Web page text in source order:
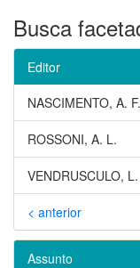
Busca
Editor
NASCIMENTO, A.
ROSSONI, A. L.
VENDRUSCULO,
< anterior
Assunto